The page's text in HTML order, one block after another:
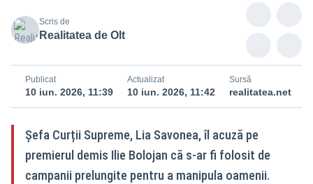
Scris de
Realitatea de Olt
Publicat
10 iun. 2026, 11:39
Actualizat
10 iun. 2026, 11:42
Sursă
realitatea.net
Șefa Curții Supreme, Lia Savonea, îl acuză pe
premierul demis Ilie Bolojan că s-ar fi folosit de
campanii prelungite pentru a manipula oamenii.